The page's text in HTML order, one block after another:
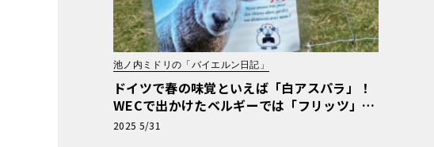
池ノ内ミドリの「バイエルン日記」
ドイツで春の味覚といえば「白アスパラ」！
WECで出かけたベルギーでは「フリッツ」を
食べるのがマストです【池ノ内ミドリのジャ
2025 5/31